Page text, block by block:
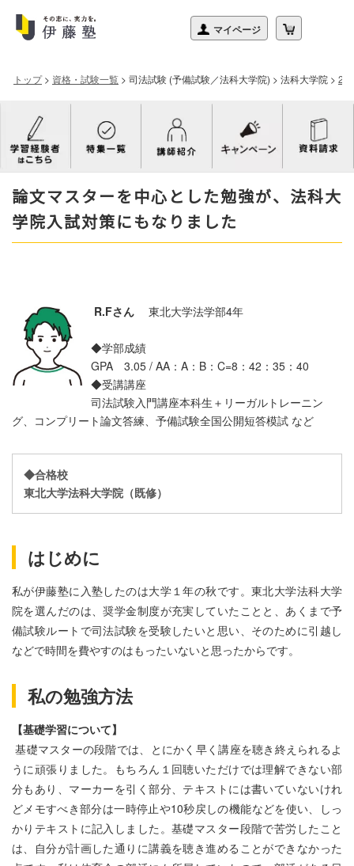
トップ> 資格・試験一覧 > 司法試験 (予備試験／法科大学院) > 法科大学院 >
論文マスターを中心とした勉強が、法科大
学院入試対策にもなりました
R.Fさん 東北大学法学部4年
◆学部成績
GPA 3.05 / AA：A：B：C=8：42：35：40
◆受講講座
司法試験入門講座本科生＋リーガルトレーニン
グ、コンプリート論文答練、予備試験全国公開短答模試 など
◆合格校
東北大学法科大学院（既修）
はじめに
私が伊藤塾に入塾したのは大学１年の秋です。東北大学法科大学
院を選んだのは、奨学金制度が充実していたことと、あくまで予
備試験ルートで司法試験を受験したいと思い、そのために引越し
などで時間を費やすのはもったいないと思ったからです。
私の勉強方法
【基礎学習について】
基礎マスターの段階では、とにかく早く講座を聴き終えられるよ
うに頑張りました。もちろん１回聴いただけでは理解できない部
分もあり、マーカーを引く部分、テキストには書いていないけれ
どメモすべき部分は一時停止や10秒戻しの機能などを使い、しっ
かりテキストに記入しました。基礎マスター段階で苦労したこと
は、自分が計画した通りに講義を聴き進めることができなかった